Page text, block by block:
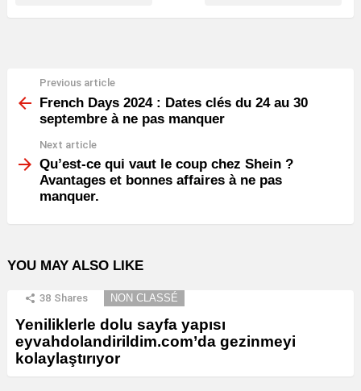
more
Previous article
French Days 2024 : Dates clés du 24 au 30
septembre à ne pas manquer
Next article
Qu’est-ce qui vaut le coup chez Shein ?
Avantages et bonnes affaires à ne pas
manquer.
YOU MAY ALSO LIKE
38 Shares NON CLASSÉ
Yeniliklerle dolu sayfa yapısı
eyvahdolandirildim.com’da gezinmeyi
kolaylaştırıyor